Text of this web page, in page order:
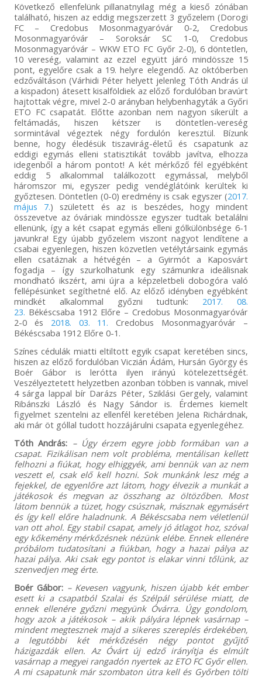
Következő ellenfelünk pillanatnyilag még a kieső zónában
található, hiszen az eddig megszerzett 3 győzelem (Dorogi
FC – Credobus Mosonmagyaróvár 0-2, Credobus
Mosonmagyaróvár – Soroksár SC 1-0, Credobus
Mosonmagyaróvár – WKW ETO FC Győr 2-0), 6 döntetlen,
10 vereség, valamint az ezzel együtt járó mindössze 15
pont, egyelőre csak a 19. helyre elegendő. Az októberben
edzőváltáson (Várhidi Péter helyett jelenleg Tóth András ül
a kispadon) átesett kisalföldiek az előző fordulóban bravúrt
hajtottak végre, mivel 2-0 arányban helybenhagyták a Győri
ETO FC csapatát. Előtte azonban nem nagyon sikerült a
feltámadás, hiszen kétszer is döntetlen-vereség
sormintával végeztek négy fordulón keresztül. Bízunk
benne, hogy éledésük tiszavirág-életű és csapatunk az
eddigi egymás elleni statisztikát tovább javítva, elhozza
idegenből a három pontot! A két mérkőző fél egyébként
eddig 5 alkalommal találkozott egymással, melyből
háromszor mi, egyszer pedig vendéglátóink kerültek ki
győztesen. Döntetlen (0-0) eredmény is csak egyszer (2017.
május 7.) született és az is beszédes, hogy mindent
összevetve az óváriak mindössze egyszer tudtak betalálni
ellenünk, így a két csapat egymás elleni gólkülönbsége 6-1
javunkra! Egy újabb győzelem viszont nagyot lendítene a
csabai egyenlegen, hiszen közvetlen vetélytársaink egymás
ellen csatáznak a hétvégén – a Gyirmót a Kaposvárt
fogadja – így szurkolhatunk egy számunkra ideálisnak
mondható ikszért, ami újra a képzeletbeli dobogóra való
fellépésünket segíthetné elő. Az előző idényben egyébként
mindkét alkalommal győzni tudtunk: 2017. 08.
23. Békéscsaba 1912 Előre – Credobus Mosonmagyaróvár
2-0 és 2018. 03. 11. Credobus Mosonmagyaróvár –
Békéscsaba 1912 Előre 0-1.
Színes cédulák miatti eltiltott egyik csapat keretében sincs,
hiszen az előző fordulóban Viczián Ádám, Hursán György és
Boér Gábor is lerótta ilyen irányú kötelezettségét.
Veszélyeztetett helyzetben azonban többen is vannak, mivel
4 sárga lappal bír Darázs Péter, Sziklási Gergely, valamint
Ribánszki László és Nagy Sándor is. Érdemes kiemelt
figyelmet szentelni az ellenfél keretében Jelena Richárdnak,
aki már öt góllal tudott hozzájárulni csapata egyenlegéhez.
Tóth András: – Úgy érzem egyre jobb formában van a
csapat. Fizikálisan nem volt probléma, mentálisan kellett
felhozni a fiúkat, hogy elhiggyék, ami bennük van az nem
veszett el, csak elő kell hozni. Sok munkánk lesz még a
fejekkel, de egyenlőre azt látom, hogy élvezik a munkát a
játékosok és megvan az összhang az öltözőben. Most
látom bennük a tüzet, hogy csúsznak, másznak egymásért
és így kell előre haladnunk. A Békéscsaba nem véletlenül
van ott ahol. Egy stabil csapat, amely jó átlagot hoz, szóval
egy kőkemény mérkőzésnek nézünk elébe. Ennek ellenére
próbálom tudatosítani a fiúkban, hogy a hazai pálya az
hazai pálya. Aki csak egy pontot is elakar vinni tőlünk, az
szenvedjen meg érte.
Boér Gábor: – Kevesen vagyunk, hiszen újabb két ember
esett ki a csapatból Szalai és Szélpál sérülése miatt, de
ennek ellenére győzni megyünk Óvárra. Úgy gondolom,
hogy azok a játékosok – akik pályára lépnek vasárnap –
mindent megtesznek majd a sikeres szereplés érdekében,
a legutóbbi két mérkőzésén négy pontot gyűjtő
házigazdák ellen. Az Óvárt új edző irányítja és elmúlt
vasárnap a megyei rangadón nyertek az ETO FC Győr ellen.
A mi csapatunk már szombaton útra kell és Győrben tölti